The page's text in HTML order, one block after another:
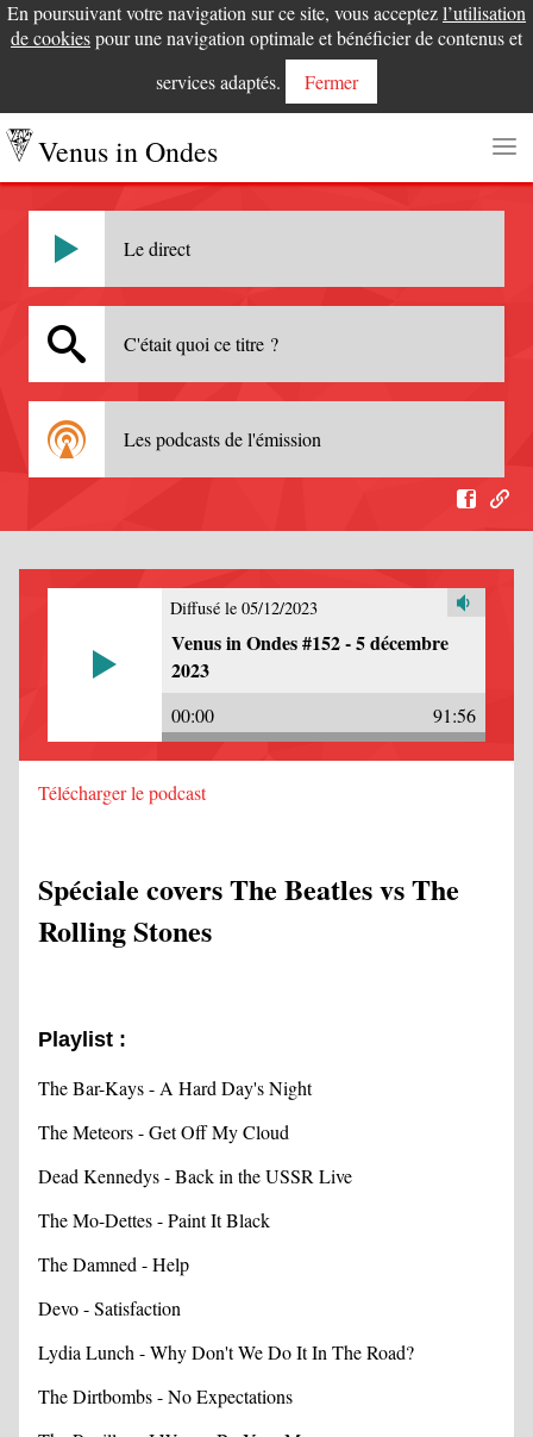
En poursuivant votre navigation sur ce site, vous acceptezl’utilisation
de cookiespour une navigation optimale et bénéficier de contenus et
services adaptés.
Fermer
Venus in Ondes
Le direct
C'était quoi ce titre ?
Les podcasts de l'émission
Diffusé le 05/12/2023
Venus in Ondes #152 - 5 décembre
2023
00:00 91:56
Télécharger le podcast
Spéciale covers The Beatles vs The
Rolling Stones
Playlist :
The Bar-Kays - A Hard Day's Night
The Meteors - Get Off My Cloud
Dead Kennedys - Back in the USSR Live
The Mo-Dettes - Paint It Black
The Damned - Help
Devo - Satisfaction
Lydia Lunch - Why Don't We Do It In The Road?
The Dirtbombs - No Expectations